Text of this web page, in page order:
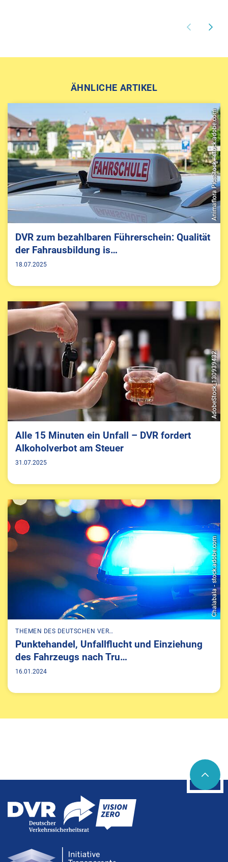
ÄHNLICHE ARTIKEL
Animaflora PicsStock - stock.adobe.com
DVR zum bezahlbaren Führerschein: Qualität
der Fahrausbildung is…
18.07.2025
AdobeStock_130939432
Alle 15 Minuten ein Unfall – DVR fordert
Alkoholverbot am Steuer
31.07.2025
Chalabala - stock.adobe.com
THEMEN DES DEUTSCHEN VER…
Punktehandel, Unfallflucht und Einziehung
des Fahrzeugs nach Tru…
16.01.2024